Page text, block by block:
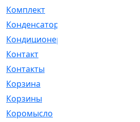
Комплект
Конденсатор
Кондиционер
Контакт
Контакты
Корзина
Корзины
Коромысло